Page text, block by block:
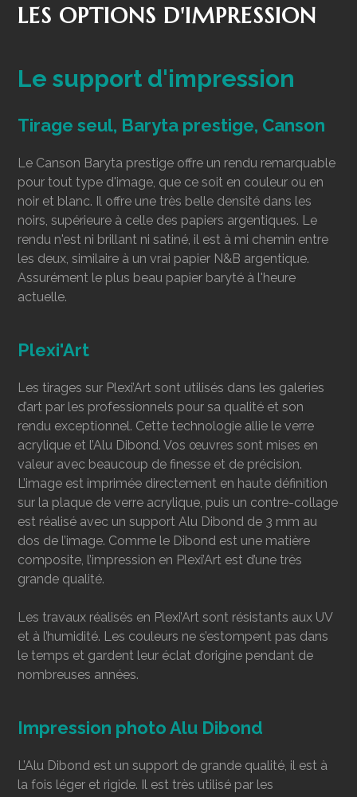
LES OPTIONS D'IMPRESSION
Le support d'impression
Tirage seul, Baryta prestige, Canson
Le Canson Baryta prestige offre un rendu remarquable
pour tout type d'image, que ce soit en couleur ou en
noir et blanc. Il offre une très belle densité dans les
noirs, supérieure à celle des papiers argentiques. Le
rendu n'est ni brillant ni satiné, il est à mi chemin entre
les deux, similaire à un vrai papier N&B argentique.
Assurément le plus beau papier baryté à l'heure
actuelle.
Plexi'Art
Les tirages sur Plexi’Art sont utilisés dans les galeries
d’art par les professionnels pour sa qualité et son
rendu exceptionnel. Cette technologie allie le verre
acrylique et l’Alu Dibond. Vos œuvres sont mises en
valeur avec beaucoup de finesse et de précision.
L’image est imprimée directement en haute définition
sur la plaque de verre acrylique, puis un contre-collage
est réalisé avec un support Alu Dibond de 3 mm au
dos de l’image. Comme le Dibond est une matière
composite, l’impression en Plexi’Art est d’une très
grande qualité.
Les travaux réalisés en Plexi’Art sont résistants aux UV
et à l’humidité. Les couleurs ne s’estompent pas dans
le temps et gardent leur éclat d’origine pendant de
nombreuses années.
Impression photo Alu Dibond
L’Alu Dibond est un support de grande qualité, il est à
la fois léger et rigide. Il est très utilisé par les